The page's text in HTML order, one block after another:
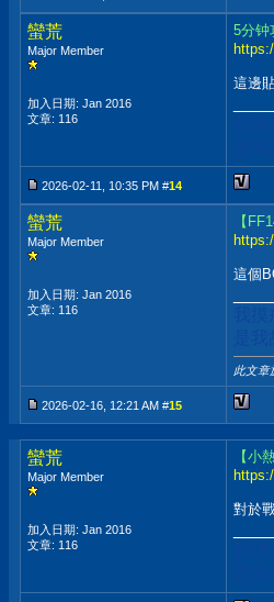
蠻荒
Major Member
加入日期: Jan 2016
文章: 116
5分钟
這邊
2026-02-11, 10:35 PM #14
蠻荒
Major Member
加入日期: Jan 2016
文章: 116
【
這個
此文章
2026-02-16, 12:21 AM #15
蠻荒
Major Member
加入日期: Jan 2016
文章: 116
【小
對於